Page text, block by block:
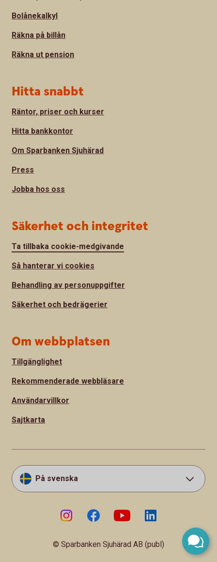
Bolånekalkyl
Räkna på billån
Räkna ut pension
Hitta snabbt
Räntor, priser och kurser
Hitta bankkontor
Om Sparbanken Sjuhärad
Press
Jobba hos oss
Säkerhet och integritet
Ta tillbaka cookie-medgivande
Så hanterar vi cookies
Behandling av personuppgifter
Säkerhet och bedrägerier
Om webbplatsen
Tillgänglighet
Rekommenderade webbläsare
Användarvillkor
Sajtkarta
På svenska
© Sparbanken Sjuhärad AB (publ)